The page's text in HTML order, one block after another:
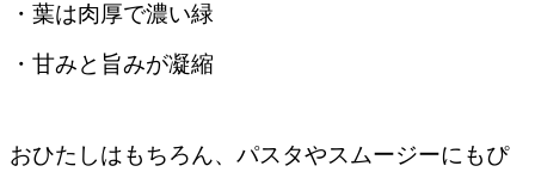
・葉は肉厚で濃い緑
・甘みと旨みが凝縮
おひたしはもちろん、パスタやスムージーにもぴ